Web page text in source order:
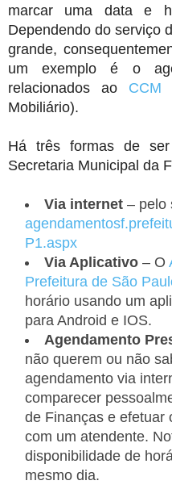
marcar uma data e
Dependendo do serviço
grande,
um exemplo é o
relacionados ao CCM
Mobiliário).
Há três formas de
Secretaria Municipal da
Via internet – pelo
P1.aspx
Via Aplicativo – O
Prefeitura de São
horário usando um
para Android e IOS.
Agendamento
não querem ou não
agendamento via
comparecer
de Finanças e efetuar
com um atendente.
disponibilidade de
mesmo dia.